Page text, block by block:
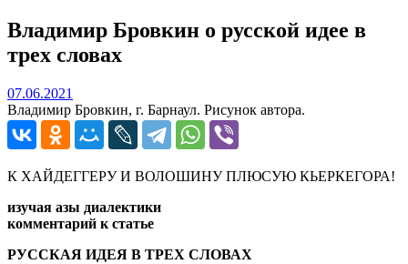
Владимир Бровкин о русской идее в
трех словах
07.06.2021
Владимир Бровкин, г. Барнаул. Рисунок автора.
К ХАЙДЕГГЕРУ И ВОЛОШИНУ ПЛЮСУЮ КЬЕРКЕГОРА!
изучая азы диалектики
комментарий к статье
РУССКАЯ ИДЕЯ В ТРЕХ СЛОВАХ